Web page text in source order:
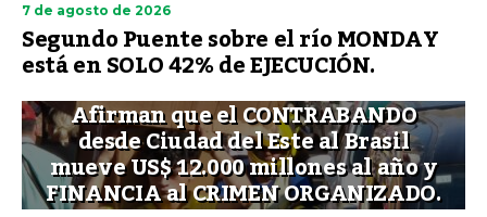
7 de agosto de 2026
Segundo Puente sobre el río MONDAY
está en SOLO 42% de EJECUCIÓN.
Afirman que el CONTRABANDO
desde Ciudad del Este al Brasil
mueve US$ 12.000 millones al año y
FINANCIA al CRIMEN ORGANIZADO.